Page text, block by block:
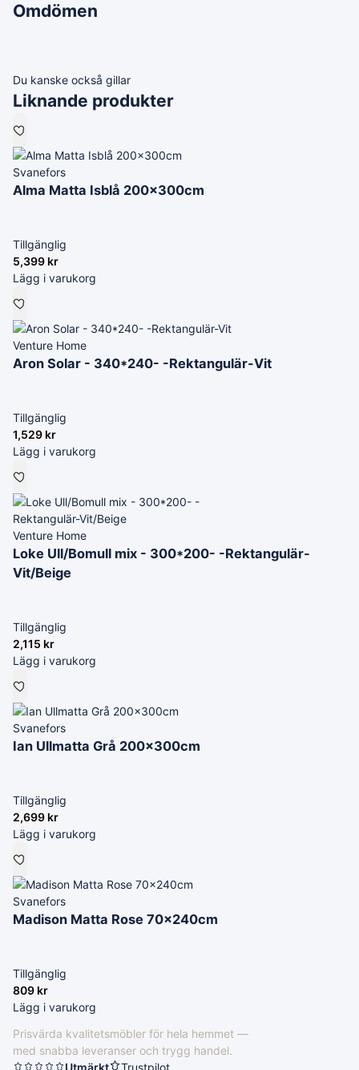
Omdömen
Du kanske också gillar
Liknande produkter
Svanefors
Alma Matta Isblå 200x300cm
Tillgänglig
5,399 kr
Lägg i varukorg
Venture Home
Aron Solar - 340*240- -Rektangulär-Vit
Tillgänglig
1,529 kr
Lägg i varukorg
Venture Home
Loke Ull/Bomull mix - 300*200- -Rektangulär-
Vit/Beige
Tillgänglig
2,115 kr
Lägg i varukorg
Svanefors
Ian Ullmatta Grå 200x300cm
Tillgänglig
2,699 kr
Lägg i varukorg
Svanefors
Madison Matta Rose 70x240cm
Tillgänglig
809 kr
Lägg i varukorg
Prisvärda kvalitetsmöbler för hela hemmet —
med snabba leveranser och trygg handel.
Utmärkt
Trustpilot